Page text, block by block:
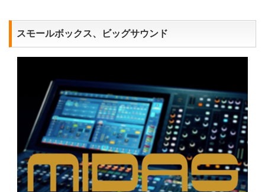
スモールボックス、ビッグサウンド